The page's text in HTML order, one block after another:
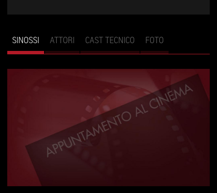
Schede primarie
SINOSSI (SCHEDA
ATTIVA)
ATTORI CAST TECNICO FOTO